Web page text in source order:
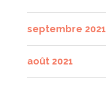
septembre 2021
août 2021